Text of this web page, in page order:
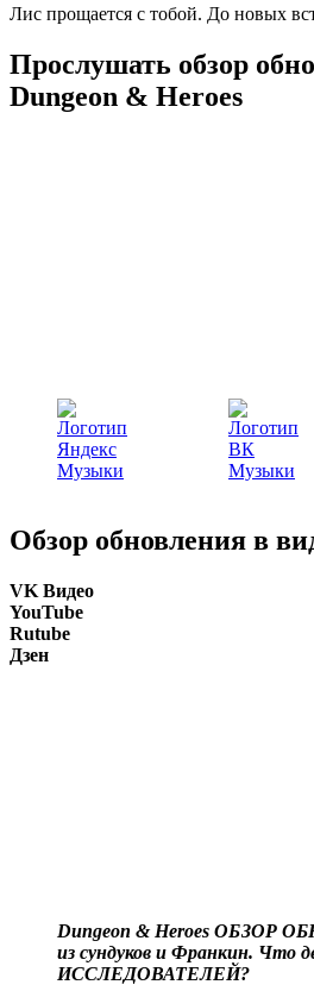
Лис прощается с тобой. До новых
Прослушать обзор
Dungeon & Heroes
Обзор обновления в
VK Видео
YouTube
Rutube
Дзен
Dungeon & Heroes ОБЗОР
из сундуков и Франкин. Что
ИССЛЕДОВАТЕЛЕЙ?